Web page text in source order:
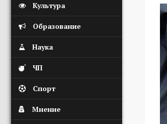
Культура
Образование
Наука
ЧП
Спорт
Мнение